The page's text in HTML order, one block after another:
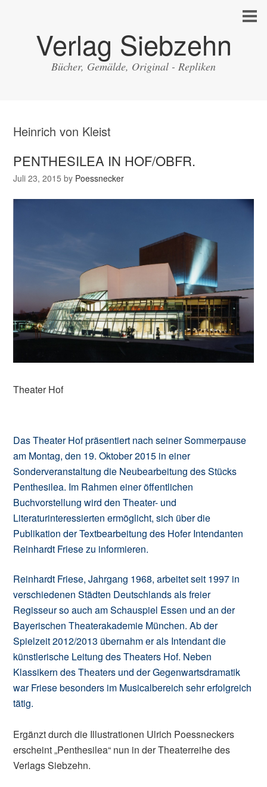
Verlag Siebzehn
Bücher, Gemälde, Original - Repliken
Heinrich von Kleist
PENTHESILEA IN HOF/OBFR.
Juli 23, 2015 by Poessnecker
Theater Hof
Das Theater Hof präsentiert nach seiner Sommerpause
am Montag, den 19. Oktober 2015 in einer
Sonderveranstaltung die Neubearbeitung des Stücks
Penthesilea. Im Rahmen einer öffentlichen
Buchvorstellung wird den Theater- und
Literaturinteressierten ermöglicht, sich über die
Publikation der Textbearbeitung des Hofer Intendanten
Reinhardt Friese zu informieren.
Reinhardt Friese, Jahrgang 1968, arbeitet seit 1997 in
verschiedenen Städten Deutschlands als freier
Regisseur so auch am Schauspiel Essen und an der
Bayerischen Theaterakademie München. Ab der
Spielzeit 2012/2013 übernahm er als Intendant die
künstlerische Leitung des Theaters Hof. Neben
Klassikern des Theaters und der Gegenwartsdramatik
war Friese besonders im Musicalbereich sehr erfolgreich
tätig.
Ergänzt durch die Illustrationen Ulrich Poessneckers
erscheint „Penthesilea“ nun in der Theaterreihe des
Verlags Siebzehn.